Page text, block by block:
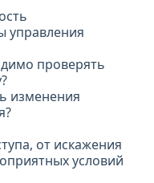
управления
проверять
изменения
от искажения
условий